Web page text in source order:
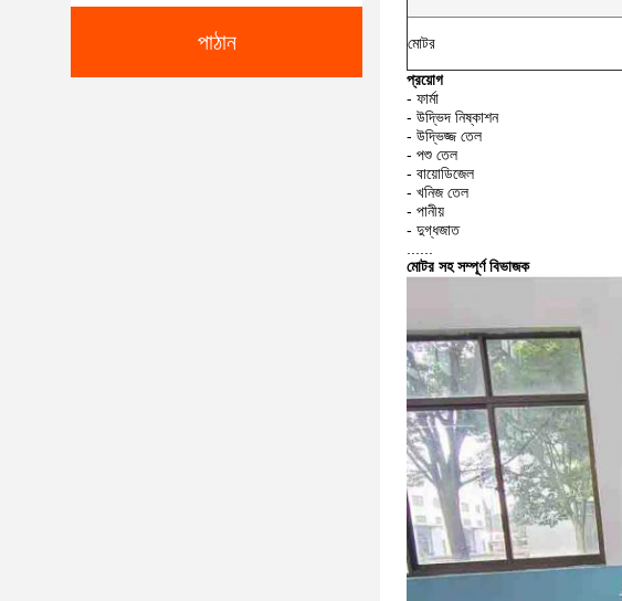
পাঠান মোটর
প্রয়োগ
- ফার্মা
- উদ্ভিদ নিষ্কাশন
- উদ্ভিজ্জ তেল
- পশু তেল
- বায়োডিজেল
- খনিজ তেল
- পানীয়
- দুগ্ধজাত
মোটর সহ সম্পূর্ণ বিভাজক